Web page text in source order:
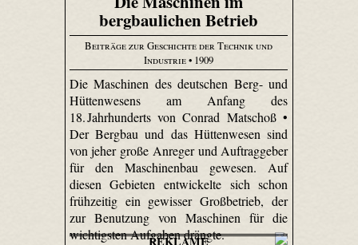
bergbaulichen Betrieb
Beiträge zur Geschichte der Technik und
Industrie• 1909
Die Maschinen des deutschen Berg- und
Hüttenwesens am Anfang des
18. Jahrhunderts von Conrad Matschoß •
Der Bergbau und das Hüttenwesen sind
von jeher große Anreger und Auftraggeber
für den Maschinenbau gewesen. Auf
diesen Gebieten entwickelte sich schon
frühzeitig ein gewisser Großbetrieb, der
zur Benutzung von Maschinen für die
wichtigsten Aufgaben drängte.